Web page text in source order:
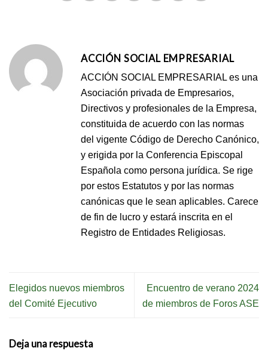
ACCIÓN SOCIAL EMPRESARIAL
ACCIÓN SOCIAL EMPRESARIAL es una
Asociación privada de Empresarios,
Directivos y profesionales de la Empresa,
constituida de acuerdo con las normas
del vigente Código de Derecho Canónico,
y erigida por la Conferencia Episcopal
Española como persona jurídica. Se rige
por estos Estatutos y por las normas
canónicas que le sean aplicables. Carece
de fin de lucro y estará inscrita en el
Registro de Entidades Religiosas.
Elegidos nuevos miembros
del Comité Ejecutivo
Encuentro de verano 2024
de miembros de Foros ASE
Deja una respuesta